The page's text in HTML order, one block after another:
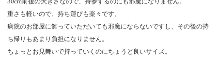
重さも軽いので、持ち運びも楽々です。
病院のお部屋に飾っていただいても邪魔にならないですし、その後の持
ち帰りもあまり負担になりません。
ちょっとお見舞いで持っていくのにちょうど良いサイズ。